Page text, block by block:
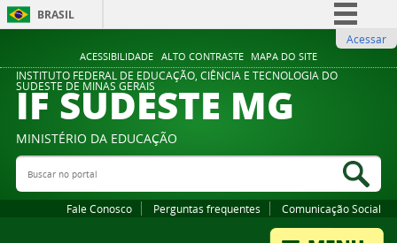
ACESSIBILIDADE ALTO CONTRASTE MAPA DO SITE
BRASIL
Comunica BR
Participe
Legislação
Acessar
INSTITUTO FEDERAL DE EDUCAÇÃO, CIÊNCIA E TECNOLOGIA DO
SUDESTE DE MINAS GERAIS
IF SUDESTE MG
MINISTÉRIO DA EDUCAÇÃO
Buscar no portal
Fale Conosco Perguntas frequentes Comunicação Social